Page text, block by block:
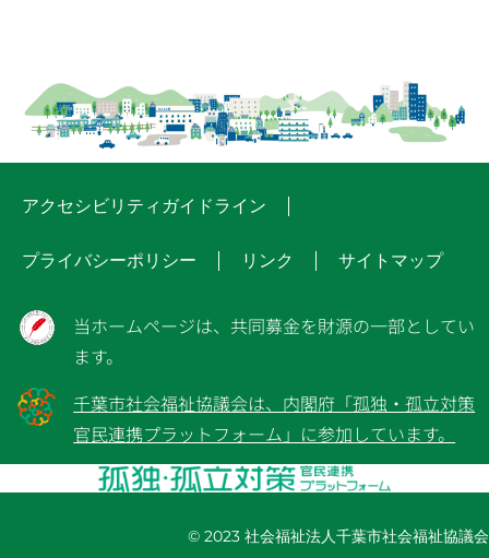
アクセシビリティガイドライン
プライバシーポリシー リンク サイトマップ
当ホームページは、共同募金を財源の一部としてい
ます。
千葉市社会福祉協議会は、内閣府「孤独・孤立対策
官民連携プラットフォーム」に参加しています。
© 2023 社会福祉法人千葉市社会福祉協議会